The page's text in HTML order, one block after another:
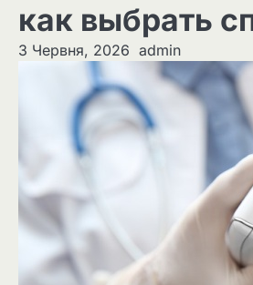
как выбрать
3 Червня, 2026 admin